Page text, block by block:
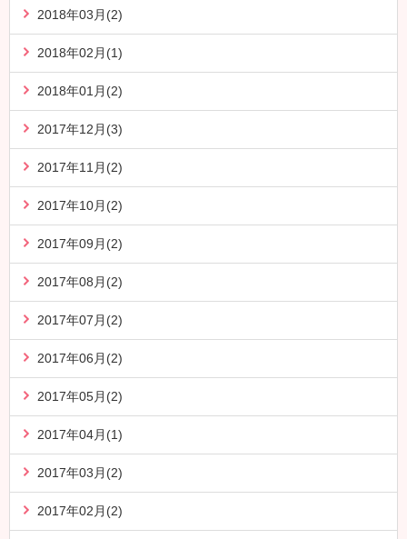
2018年03月(2)
2018年02月(1)
2018年01月(2)
2017年12月(3)
2017年11月(2)
2017年10月(2)
2017年09月(2)
2017年08月(2)
2017年07月(2)
2017年06月(2)
2017年05月(2)
2017年04月(1)
2017年03月(2)
2017年02月(2)